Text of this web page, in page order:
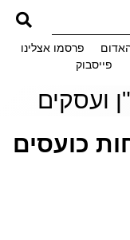
פרסמו אצלינו
פייסבוק
ועסקים
כועסים